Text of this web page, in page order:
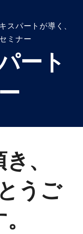
スパートが導く、
ミナー
ート
、
うご